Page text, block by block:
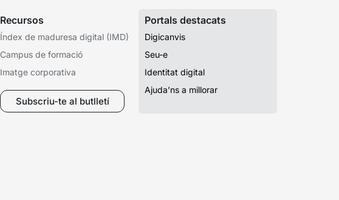
Recursos
Índex de maduresa digital (IMD)
Campus de formació
Imatge corporativa
Subscriu-te al butlletí
Portals destacats
Digicanvis
Seu-e
Identitat digital
Ajuda’ns a millorar